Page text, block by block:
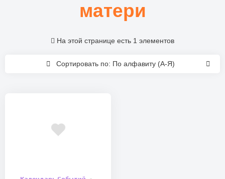
матери
Сортировать по: По алфавиту (А-Я)
На этой странице есть 1 элементов